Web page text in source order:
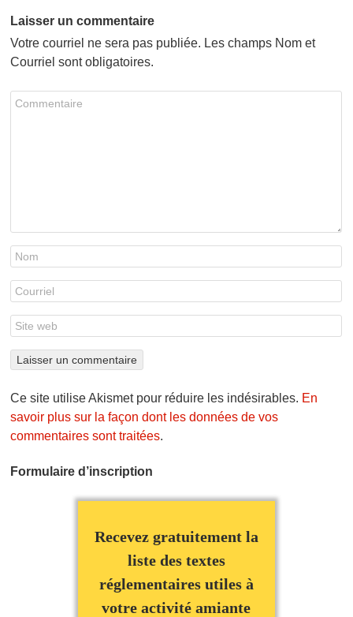
Laisser un commentaire
Votre courriel ne sera pas publiée. Les champs Nom et
Courriel sont obligatoires.
Ce site utilise Akismet pour réduire les indésirables. En
savoir plus sur la façon dont les données de vos
commentaires sont traitées.
Formulaire d’inscription
Recevez gratuitement la
liste des textes
réglementaires utiles à
votre activité amiante